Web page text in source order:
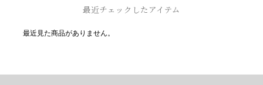
最近チェックしたアイテム
最近見た商品がありません。